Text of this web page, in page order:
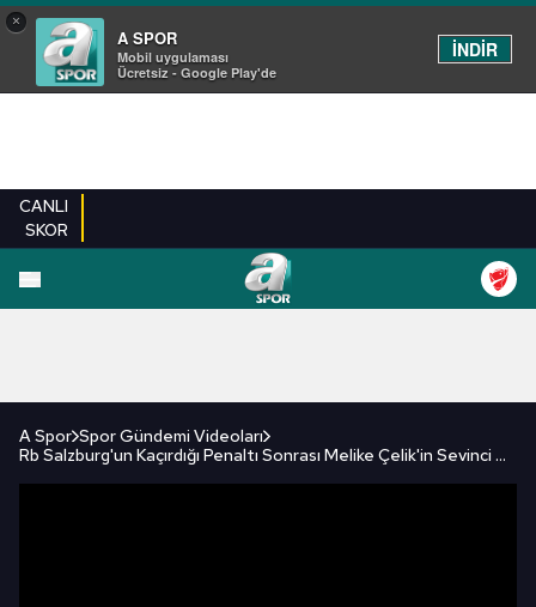
×
A SPOR
Mobil uygulaması
Ücretsiz - Google Play'de
İNDİR
CANLI
SKOR
FUTBOL
A Spor Spor Gündemi Videoları
Rb Salzburg'un Kaçırdığı Penaltı Sonrası Melike Çelik'in Sevinci 😊 / A Spor / Spor Gündemi